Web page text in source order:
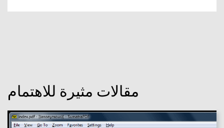
مقالات مثيرة للاهتمام